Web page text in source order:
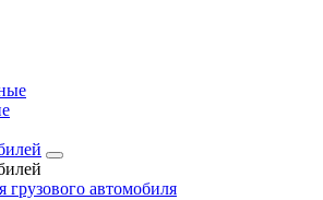
автомобиля